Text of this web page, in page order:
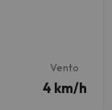
Vento
4 km/h